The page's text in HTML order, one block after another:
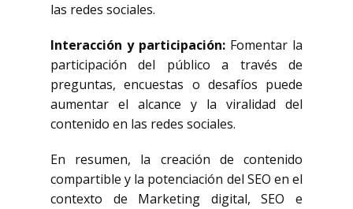
las redes sociales.
Interacción y participación: Fomentar la
participación del público a través de
preguntas, encuestas o desafíos puede
aumentar el alcance y la viralidad del
contenido en las redes sociales.
En resumen, la creación de contenido
compartible y la potenciación del SEO en el
contexto de Marketing digital, SEO e